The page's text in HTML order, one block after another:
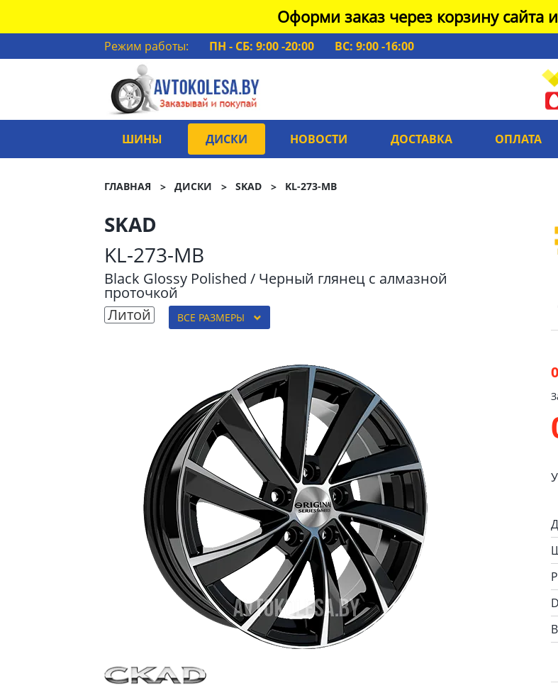
Оформи заказ через корзину сайта
Режим работы: ПН - СБ: 9:00 -20:00
ВС: 9:00 -16:00
ШИНЫ ДИСКИ НОВОСТИ ДОСТАВКА ОПЛАТА
ГЛАВНАЯ ДИСКИ SKAD KL-273-MB
SKAD
KL-273-MB
Black Glossy Polished / Черный глянец с алмазной
проточкой
Литой
ВСЕ РАЗМЕРЫ